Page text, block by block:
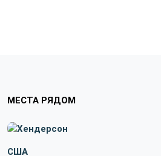
МЕСТА РЯДОМ
США